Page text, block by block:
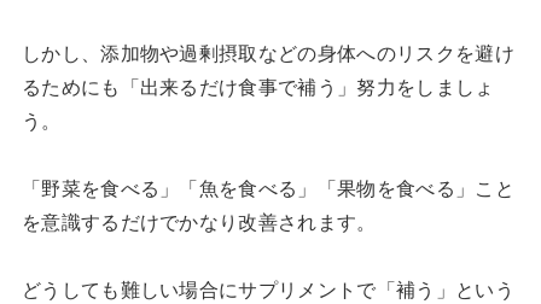
しかし、添加物や過剰摂取などの身体へのリスクを避け
るためにも「出来るだけ食事で補う」努力をしましょ
う。
「野菜を食べる」「魚を食べる」「果物を食べる」こと
を意識するだけでかなり改善されます。
どうしても難しい場合にサプリメントで「補う」という